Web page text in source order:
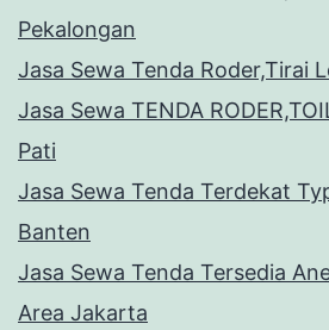
Pekalongan
Jasa Sewa Tenda Roder,Tirai
Jasa Sewa TENDA
Pati
Jasa Sewa Tenda Terdekat
Banten
Jasa Sewa Tenda Tersedia
Area Jakarta